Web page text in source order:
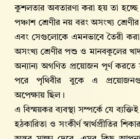
কুশলতার অবতারণা করা হয় তা
পঞ্চাশ শ্রেণীর নয় বরং অসংখ্য শ্রেণীর
এবং সেগুলোকে এমনভাবে তৈরী
অসংখ্য শ্রেণীর পশু ও মানবকূলের
অন্যান্য অগণিত প্রয়োজন পূর্ণ করতে
পরে পৃথিবীর বুকে এ
অপেক্ষায় ছিল।
এ বিস্ময়কর ব্যবস্থা সম্পর্কে যে
হঠকারিতা ও সংকীর্ণ স্বার্থপ্রীতির